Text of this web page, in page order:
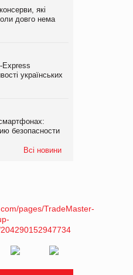
які
довго нема
Express
українських
безопасности
Всі новини